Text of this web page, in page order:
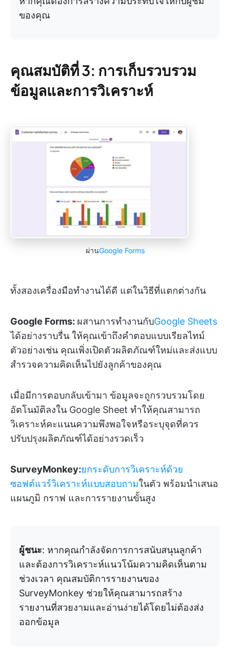
ของคุณ
คุณสมบัติที่ 3: การเก็บรวบรวม
ข้อมูลและการวิเคราะห์
ผ่านGoogle Forms
ทั้งสองเครื่องมือทำงานได้ดี แต่ในวิธีที่แตกต่างกัน
Google Forms: ผสานการทำงานกับGoogle Sheets
ได้อย่างราบรื่น ให้คุณเข้าถึงคำตอบแบบเรียลไทม์
ตัวอย่างเช่น คุณเพิ่งเปิดตัวผลิตภัณฑ์ใหม่และส่งแบบ
สำรวจความคิดเห็นไปยังลูกค้าของคุณ
เมื่อมีการตอบกลับเข้ามา ข้อมูลจะถูกรวบรวมโดย
อัตโนมัติลงใน Google Sheet ทำให้คุณสามารถ
วิเคราะห์คะแนนความพึงพอใจหรือระบุจุดที่ควร
ปรับปรุงผลิตภัณฑ์ได้อย่างรวดเร็ว
SurveyMonkey:ยกระดับการวิเคราะห์ด้วย
ซอฟต์แวร์วิเคราะห์แบบสอบถามในตัว พร้อมนำเสนอ
แผนภูมิ กราฟ และการรายงานขั้นสูง
ผู้ชนะ: หากคุณกำลังจัดการการสนับสนุนลูกค้า
และต้องการวิเคราะห์แนวโน้มความคิดเห็นตาม
ช่วงเวลา คุณสมบัติการรายงานของ
SurveyMonkey ช่วยให้คุณสามารถสร้าง
รายงานที่สวยงามและอ่านง่ายได้โดยไม่ต้องส่ง
ออกข้อมูล